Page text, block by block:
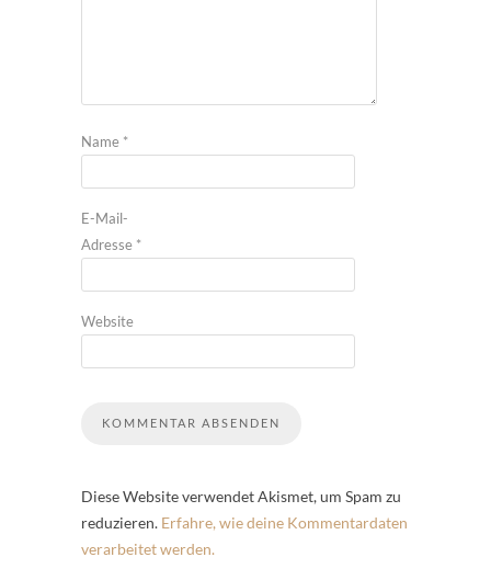
Name *
E-Mail-
Adresse *
Website
Diese Website verwendet Akismet, um Spam zu
reduzieren. Erfahre, wie deine Kommentardaten
verarbeitet werden.